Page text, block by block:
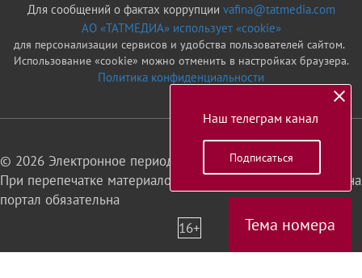
Тема номера
Для сообщений о фактах коррупции vafina@tatmedia.com
АО «ТАТМЕДИА» использует «cookie»
для персонализации сервисов и удобства пользователей сайтом.
Использование «cookie» можно отменить в настройках браузера.
Политика конфиденциальности
© 2026 Электронное периодическое издание «Татарстан»
При перепечатке материалов или их фрагментов ссылка на
портал обязательна
16+
Наш телеграм канал
Подписаться